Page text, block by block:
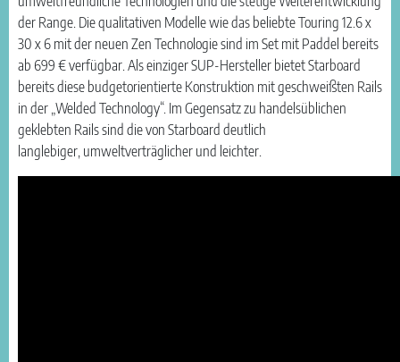
der Range. Die qualitativen Modelle wie das beliebte Touring 12.6 x
30 x 6 mit der neuen Zen Technologie sind im Set mit Paddel bereits
ab 699 € verfügbar. Als einziger SUP-Hersteller bietet Starboard
bereits diese budgetorientierte Konstruktion mit geschweißten Rails
in der „Welded Technology“. Im Gegensatz zu handelsüblichen
geklebten Rails sind die von Starboard deutlich
langlebiger, umweltverträglicher und leichter.